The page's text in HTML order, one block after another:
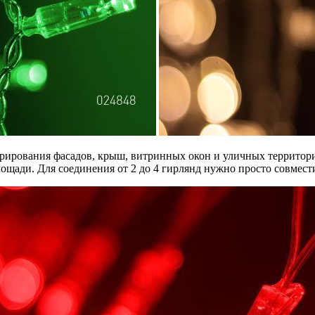
фасадов, крыш, витринных окон и уличных
Для соединения от 2 до 4 гирлянд нужно просто